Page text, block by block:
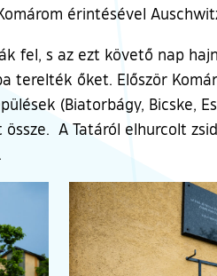
érintésével
fel, s az ezt követő nap
terelték őket. Először
(Biatorbágy, Bicske,
A Tatáról elhurcolt